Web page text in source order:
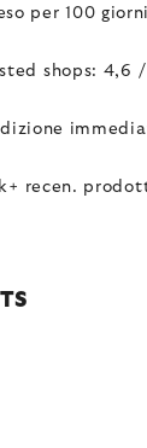
per 100 giorni
shops: 4,6
recen.